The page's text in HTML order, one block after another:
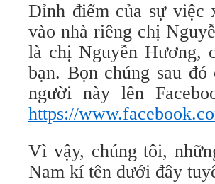
Đỉnh điểm của sự việc
vào nhà riêng chị
là chị Nguyễn Hương,
bạn. Bọn chúng sau
người này lên
https://
Vì vậy, chúng tôi,
Nam kí tên dưới đây